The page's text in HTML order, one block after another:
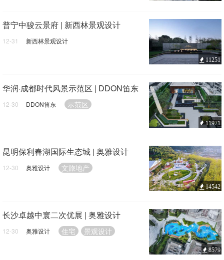
普宁中骏云景府 | 新西林景观设计
12-31 新西林景观设计
11251
华润·成都时代风景示范区 | DDON笛东
12-30 DDON笛东 示范区
11971
昆明保利春湖国际生态城 | 奥雅设计
12-30 奥雅设计 文旅地产
14542
长沙卓越中寰二次优展 | 奥雅设计
12-30 奥雅设计 住宅 景观设计
8579